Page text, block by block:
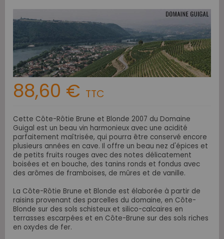
88,60 € TTC
Cette Côte-Rôtie Brune et Blonde 2007 du Domaine
Guigal est un beau vin harmonieux avec une acidité
parfaitement maîtrisée, qui pourra être conservé encore
plusieurs années en cave. Il offre un beau nez d'épices et
de petits fruits rouges avec des notes délicatement
boisées et en bouche, des tanins ronds et fondus avec
des arômes de framboises, de mûres et de vanille.
La Côte-Rôtie Brune et Blonde est élaborée à partir de
raisins provenant des parcelles du domaine, en Côte-
Blonde sur des sols schisteux et silico-calcaires en
terrasses escarpées et en Côte-Brune sur des sols riches
en oxydes de fer.